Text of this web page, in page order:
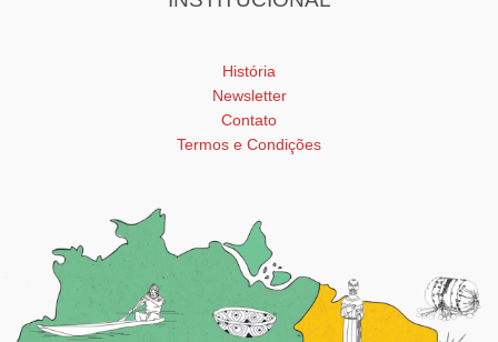
História
Newsletter
Contato
Termos e Condições